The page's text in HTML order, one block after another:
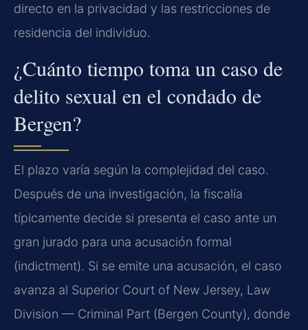
directo en la privacidad y las restricciones de
residencia del individuo.
¿Cuánto tiempo toma un caso de
delito sexual en el condado de
Bergen?
El plazo varía según la complejidad del caso.
Después de una investigación, la fiscalía
típicamente decide si presenta el caso ante un
gran jurado para una acusación formal
(indictment). Si se emite una acusación, el caso
avanza al Superior Court of New Jersey, Law
Division — Criminal Part (Bergen County), donde